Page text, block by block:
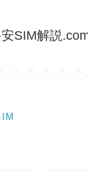
SIM解説